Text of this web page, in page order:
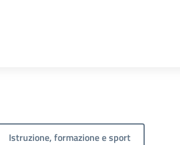
Istruzione, formazione e sport